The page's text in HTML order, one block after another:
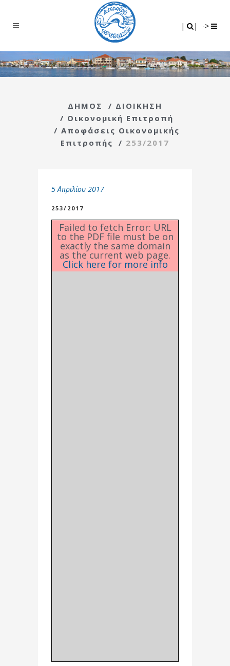
| | ->
ΔΗΜΟΣ / ΔΙΟΙΚΗΣΗ
/ Οικονομική Επιτροπή
/ Αποφάσεις Οικονομικής
Επιτροπής
/ 253/2017
5 Απριλίου 2017
253/2017
Failed to fetch Error: URL
to the PDF file must be on
exactly the same domain
as the current web page.
Click here for more info